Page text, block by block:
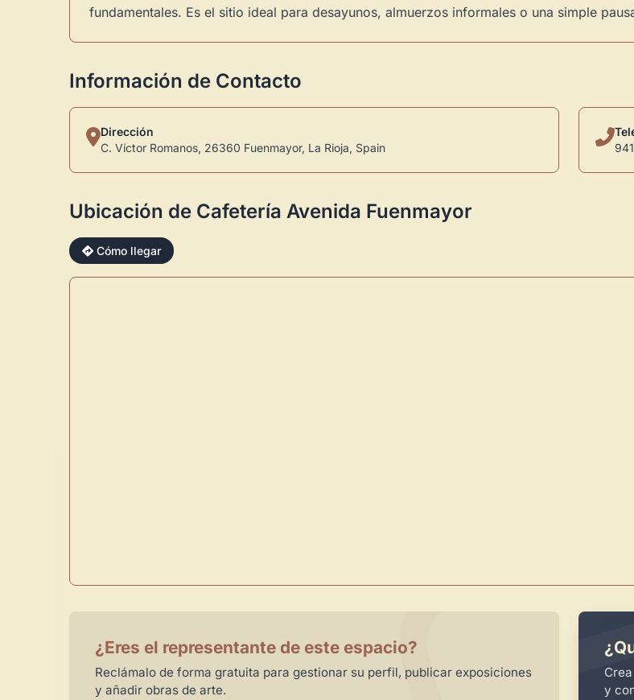
fundamentales. Es el sitio ideal para desayunos, almuerzos informales o una simple
Información de Contacto
Dirección
C. Víctor Romanos, 26360 Fuenmayor, La Rioja, Spain
Ubicación de Cafetería Avenida Fuenmayor
Cómo llegar
¿Eres el representante de este espacio?
Reclámalo de forma gratuita para gestionar su perfil, publicar exposiciones
y añadir obras de arte.
y